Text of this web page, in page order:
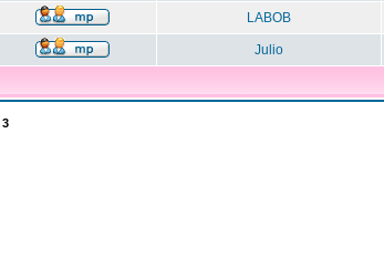
LABOB
Julio
3